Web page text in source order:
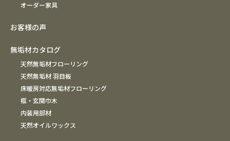
オーダー家具
お客様の声
無垢材カタログ
天然無垢材フローリング
天然無垢材 羽目板
床暖房対応無垢材フローリング
框・玄関巾木
内装用部材
天然オイルワックス